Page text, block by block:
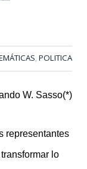
, POLITICA
W. Sasso(*)
representantes
lo